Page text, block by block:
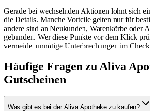
Gerade bei wechselnden Aktionen lohnt sich
die Details. Manche Vorteile gelten nur für
andere sind an Neukunden, Warenkörbe oder
gebunden. Wer diese Punkte vor dem Klick
vermeidet unnötige Unterbrechungen im
Häufige Fragen zu Aliva
Gutscheinen
Was gibt es bei der Aliva Apotheke zu kaufen?